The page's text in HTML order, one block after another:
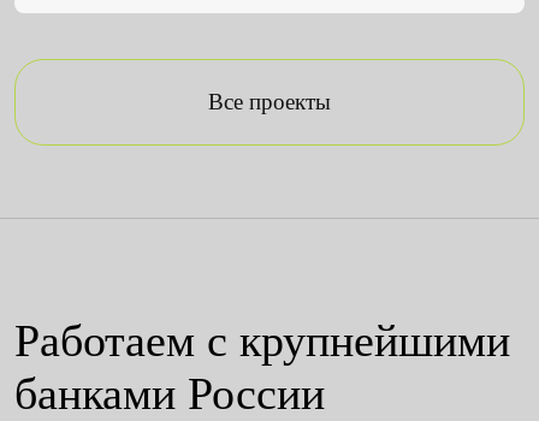
Все проекты
Работаем с крупнейшими
банками России